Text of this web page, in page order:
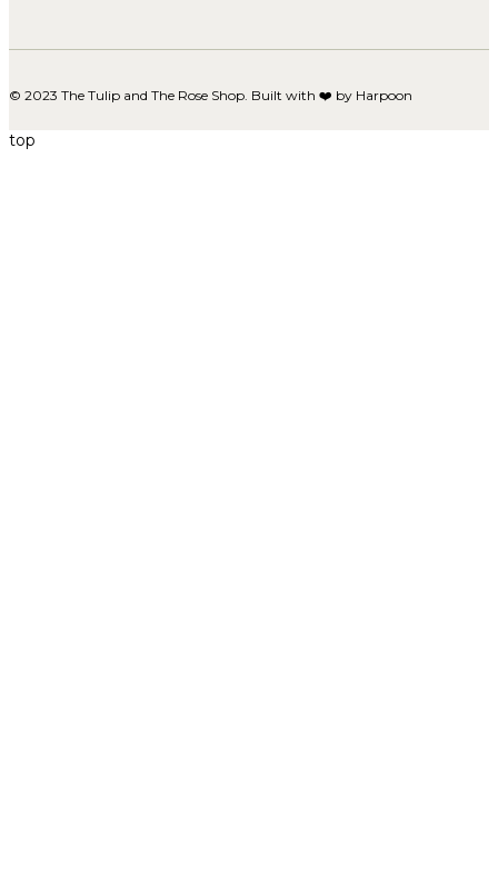
© 2023 The Tulip and The Rose Shop. Built with ❤️ by Harpoon
top